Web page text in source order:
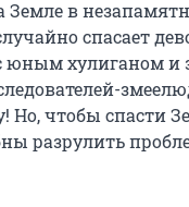
Земле в
спасает
юным хулиганом и
Но, чтобы спасти
разрулить